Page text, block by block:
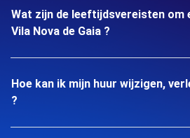
Wat zijn de leeftijdsvereisten om
Vila Nova de Gaia ?
Hoe kan ik mijn huur wijzigen,
?